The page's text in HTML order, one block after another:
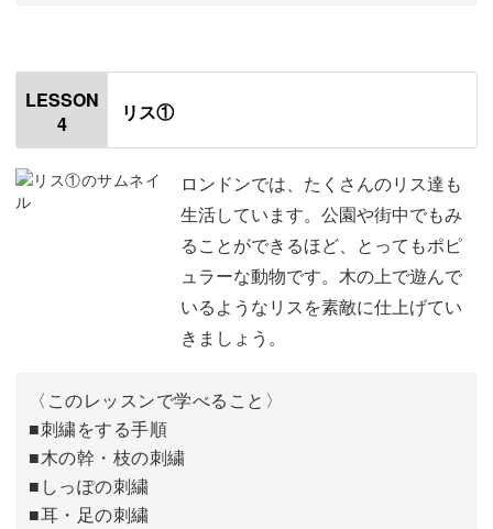
はじめに
使用材料・道具
刺繍をする手順 02:38
赤の部分にアウトラインフィリングをする 03:18
青の部分にアウトラインフィリングをする 07:49
「V」「E」にストレートステッチ をする
「L」にストレートステッチをする
おわりに
LESSON
4
リス①
ロンドンでは、たくさんのリス達も
生活しています。公園や街中でもみ
ることができるほど、とってもポピ
ュラーな動物です。木の上で遊んで
いるようなリスを素敵に仕上げてい
きましょう。
〈このレッスンで学べること〉
■刺繍をする手順
■木の幹・枝の刺繍
■しっぽの刺繍
■耳・足の刺繍